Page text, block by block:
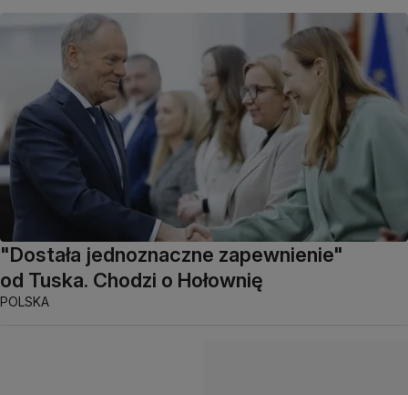
"Dostała jednoznaczne zapewnienie"
od Tuska. Chodzi o Hołownię
POLSKA